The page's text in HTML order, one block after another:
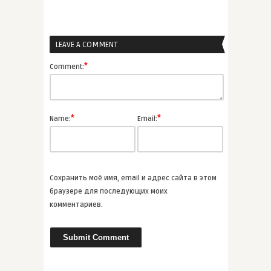
admin
от ...
admin
Джон Грин, Морин Джонсон,
Лорен ...
LEAVE A COMMENT
Comment:*
Name:* Email:*
Сохранить моё имя, email и адрес сайта в этом
браузере для последующих моих
комментариев.